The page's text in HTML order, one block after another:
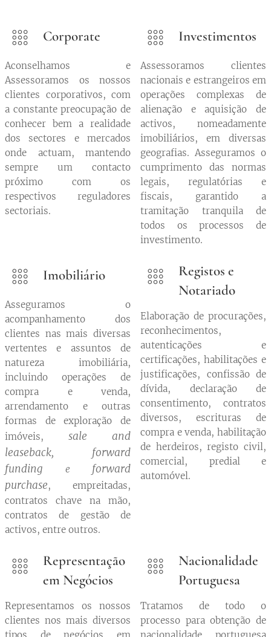
Corporate
Aconselhamos e
Assessoramos os nossos
clientes corporativos, com
a constante preocupação de
conhecer bem a realidade
dos sectores e mercados
onde actuam, mantendo
sempre um contacto
próximo com os
respectivos reguladores
sectoriais.
Investimentos
Assessoramos clientes
nacionais e estrangeiros em
operações complexas de
alienação e aquisição de
activos, nomeadamente
imobiliários, em diversas
geografias. Asseguramos o
cumprimento das normas
legais, regulatórias e
fiscais, garantido a
tramitação tranquila de
todos os processos de
investimento.
Imobiliário
Asseguramos o
acompanhamento dos
clientes nas mais diversas
vertentes e assuntos de
natureza imobiliária,
incluindo operações de
compra e venda,
arrendamento e outras
formas de exploração de
imóveis, sale and
leaseback, forward
funding e forward
purchase, empreitadas,
contratos chave na mão,
contratos de gestão de
activos, entre outros.
Registos e
Notariado
Elaboração de procurações,
reconhecimentos,
autenticações e
certificações, habilitações e
justificações, confissão de
dívida, declaração de
consentimento, contratos
diversos, escrituras de
compra e venda, habilitação
de herdeiros, registo civil,
comercial, predial e
automóvel.
Representação
em Negócios
Representamos os nossos
clientes nos mais diversos
Nacionalidade
Portuguesa
Tratamos de todo o
processo para obtenção de